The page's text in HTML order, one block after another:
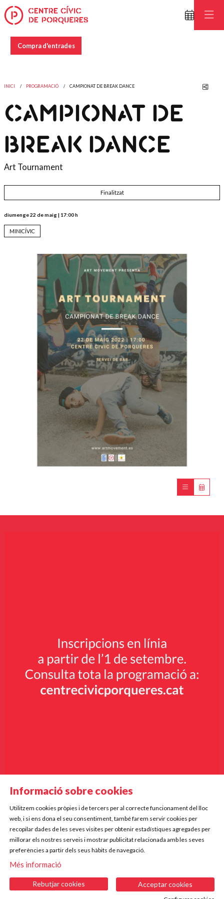
Compra d'entrades
INICI PROGRAMACIÓ CAMPIONAT DE BREAK DANCE
CAMPIONAT DE
BREAK DANCE
Art Tournament
Finalitzat
diumenge 22 de maig| 17:00 h
MINICÍVIC
Diapositiva 2 de 9
Mercè Rodoreda, 5
17834 Porqueres
Telf. 972 573 612 | 672 220 255
Sitemap | Avís Legal | Ús de Cookies | Contactar
Informació sobre cookies
Utilitzem cookies pròpies i de tercers per al correcte funcionament del lloc
web, i si ens dona el seu consentiment, també farem servir cookies per
recopilar dades de les seves visites per obtenir estadístiques agregades per
millorar els nostres serveis i mostrar publicitat relacionada amb les seves
preferències a partir dels seus hàbits de navegació.
Més informació
Acceptar cookies
Rebutjar cookies